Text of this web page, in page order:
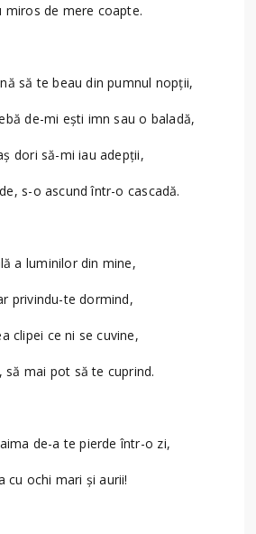
miros de mere coapte.
să te beau din pumnul nopţii,
de-mi eşti imn sau o baladă,
dori să-mi iau adepţii,
s-o ascund într-o cascadă.
a luminilor din mine,
privindu-te dormind,
clipei ce ni se cuvine,
să mai pot să te cuprind.
de-a te pierde într-o zi,
cu ochi mari şi aurii!